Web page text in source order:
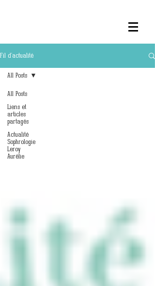
Fil d'actualité
All Posts
Liens et
articles
partagés
Actualité
Sophrologie
Leroy
Aurélie
All Posts